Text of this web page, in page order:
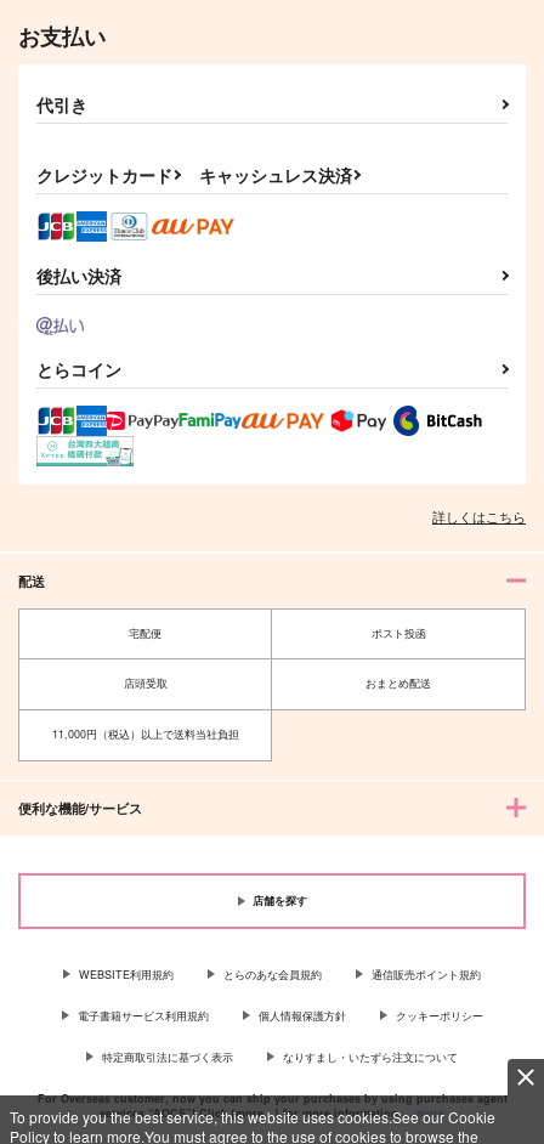
To provide you the best service, this website uses cookies.See our Cookie
Policy to learn more.You must agree to the use of cookies to browse the
clockrock
787円（税込）
五条悟×虎杖悠仁
サンプル
AnZ館
1,022
サンプル サンプル
ごじょにゃんとゆじく
ゴビョウ
1,887
五条悟×虎杖悠仁
サンプル
ごじょにゃんとゆじく
ゴビョウ
472
五条悟×虎杖悠仁
お支払い
代引き
クレジットカード キャッシュレス決済
後払い決済
とらコイン
詳しくはこちら
配送
宅配便 ポスト投函
店頭受取 おまとめ配送
11,000円（税込）以上で送料当社負担
便利な機能/サービス
店舗を探す
WEBSITE利用規約 とらのあな会員規約 通信販売ポイント規約
電子書籍サービス利用規約 個人情報保護方針 クッキーポリシー
特定商取引法に基づく表示 なりすまし・いたずら注文について
For Overseas customer, now you can ship your purchases by using purchases agent
services “AOCS”! Click {more…} for more information …more